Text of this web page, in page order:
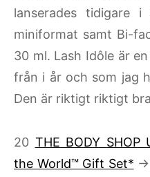
lanserades tidigare
miniformat samt Bi-
30 ml. Lash Idôle är
från i år och som jag
Den är riktigt riktigt
20 THE BODY
the World™ Gift Set* →